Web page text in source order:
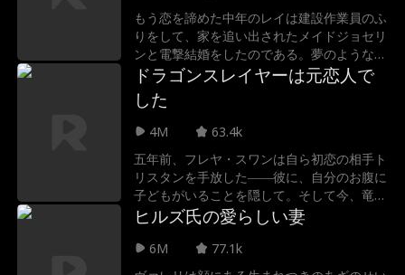
式に出席する。
もう恋を諦めた中年のレイは建設作業員のふ
りをして、家を追い出されたメイドジョセリ
ンと電撃結婚をしたのである。夢のような幸
せな新婚生活が始まるが、ジョセリンは嫁一
家にいじめられており、苦しんでいた。そん
なジョセリンを何度もレイが助け、自分の正
体が実は億万長者だったとジョセリンに明か
が、レイの元妻が二人の仲を引き裂こうとや
ってくる。レイを困らせたくないジョセリン
は自分からいなくなろうとしたが、レイはマ
スコミの前で大きなサプライズをジョセリン
ドラゴンスレイヤーは元恋人で
した
4M
63.4k
五年前、フレヤ・スワンは自ら初恋の相手ト
リスタンを手放した――彼に、自分のお腹に
子どもがいることを隠して。そして今、竜を
討った英雄として王国に凱旋したトリスタ
ン。フレヤはなんと、彼の専属侍女として再
び彼のそばに…。知られちゃいけない。で
も、伝えたい――あの子の父親は、あなたな
ヒルズ氏の愛らしい妻
6M
77.1k